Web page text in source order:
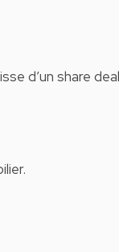
d’un share